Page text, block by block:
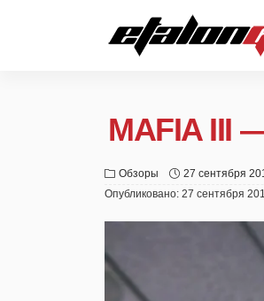
MAFIA
Обзоры
27 сентября
Опубликовано: 27 сентября